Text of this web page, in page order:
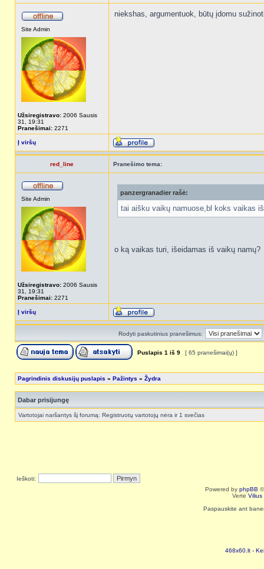
Site Admin
Užsiregistravo: 2006 Sausis
31, 19:31
Pranešimai: 2271
niekshas, argumentuok, būtų įdomu
Į viršų
red_line Pranešimo tema:
Site Admin
Užsiregistravo: 2006 Sausis
31, 19:31
Pranešimai: 2271
panzergranadier rašė:
tai aišku vaikų namuose,bl koks vaikas
o ką vaikas turi, išeidamas iš vaikų namų?
Į viršų
Rodyti paskutinius pranešimus:
Puslapis 1 iš 9 [ 65 pranešimai(ų) ]
Pagrindinis diskusijų puslapis » Pažintys » Žydra
Dabar prisijungę
Vartotojai naršantys šį forumą: Registruotų vartotojų nėra ir 1 svečias
Ieškoti:
Powered by phpBB
Vertė Vilius
Paspauskite ant
468x60.lt -